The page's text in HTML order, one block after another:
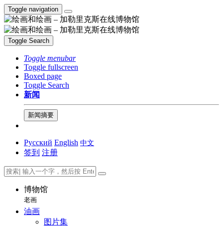
Toggle navigation
Toggle Search
Toggle menubar
Toggle fullscreen
Boxed page
Toggle Search
新闻
新闻摘要
Русский English 中文
签到 注册
博物馆
老画
油画
图片集